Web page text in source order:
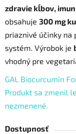
zdravie kĺbov,
obsahuje 300 mg
priaznivé účinky na
systém. Výrobok je
vhodný pre
GAL Biocurcumin
Produkt sa zmenil
nezmenené.
Dostupnosť